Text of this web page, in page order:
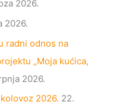
2026.
2026.
radni odnos na
„Moja kućica,
2026.
2026. 22.